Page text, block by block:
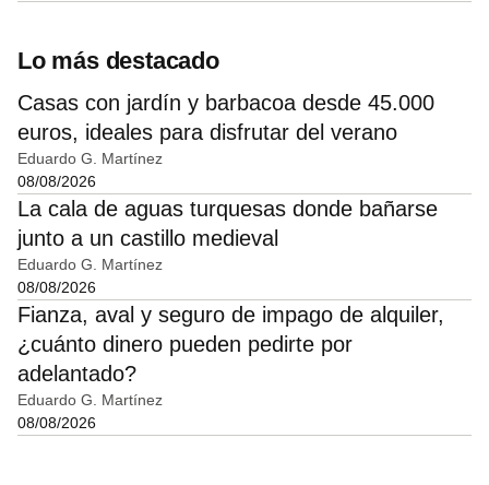
Lo más destacado
Casas con jardín y barbacoa desde 45.000
euros, ideales para disfrutar del verano
Eduardo G. Martínez
08/08/2026
La cala de aguas turquesas donde bañarse
junto a un castillo medieval
Eduardo G. Martínez
08/08/2026
Fianza, aval y seguro de impago de alquiler,
¿cuánto dinero pueden pedirte por
adelantado?
Eduardo G. Martínez
08/08/2026